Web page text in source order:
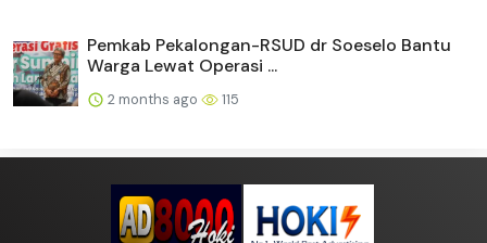
Pemkab Pekalongan-RSUD dr Soeselo Bantu
Warga Lewat Operasi ...
2 months ago 115